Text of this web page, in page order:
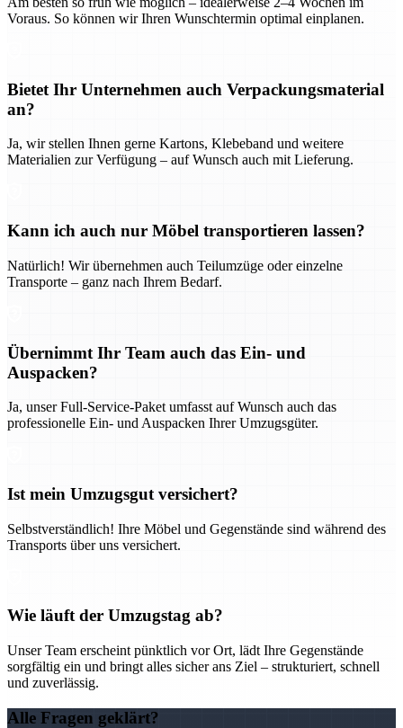
Voraus. So können wir Ihren Wunschtermin optimal einplanen.
Bietet Ihr Unternehmen auch Verpackungsmaterial
an?
Ja, wir stellen Ihnen gerne Kartons, Klebeband und weitere
Materialien zur Verfügung – auf Wunsch auch mit Lieferung.
Kann ich auch nur Möbel transportieren lassen?
Natürlich! Wir übernehmen auch Teilumzüge oder einzelne
Transporte – ganz nach Ihrem Bedarf.
Übernimmt Ihr Team auch das Ein- und
Auspacken?
Ja, unser Full-Service-Paket umfasst auf Wunsch auch das
professionelle Ein- und Auspacken Ihrer Umzugsgüter.
Ist mein Umzugsgut versichert?
Selbstverständlich! Ihre Möbel und Gegenstände sind während des
Transports über uns versichert.
Wie läuft der Umzugstag ab?
Unser Team erscheint pünktlich vor Ort, lädt Ihre Gegenstände
sorgfältig ein und bringt alles sicher ans Ziel – strukturiert, schnell
und zuverlässig.
Alle Fragen geklärt?